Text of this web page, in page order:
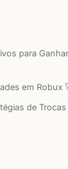
para
em Robux
de